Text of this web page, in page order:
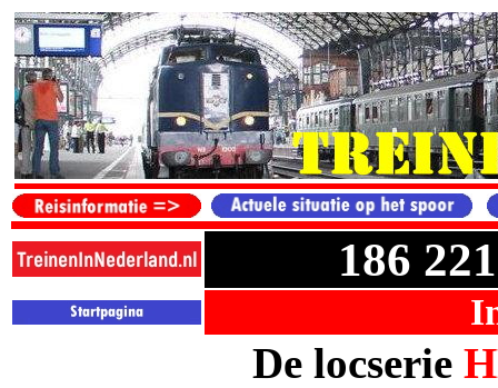
186
De locserie